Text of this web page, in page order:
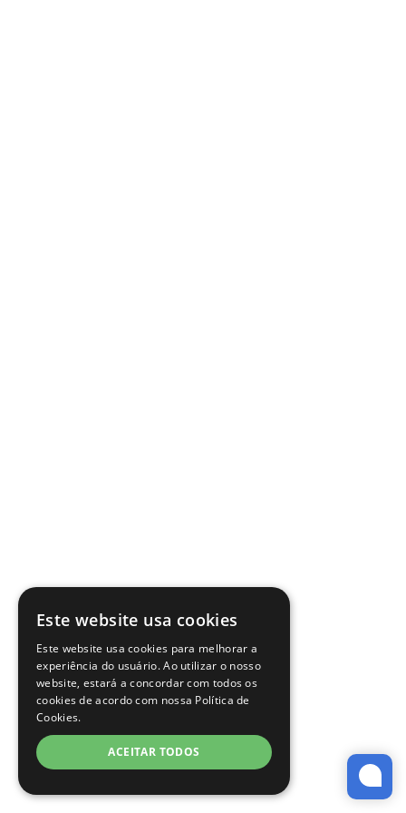
Este website usa cookies
Este website usa cookies para melhorar a
experiência do usuário. Ao utilizar o nosso
website, estará a concordar com todos os
cookies de acordo com nossa Política de
Cookies.
ACEITAR TODOS